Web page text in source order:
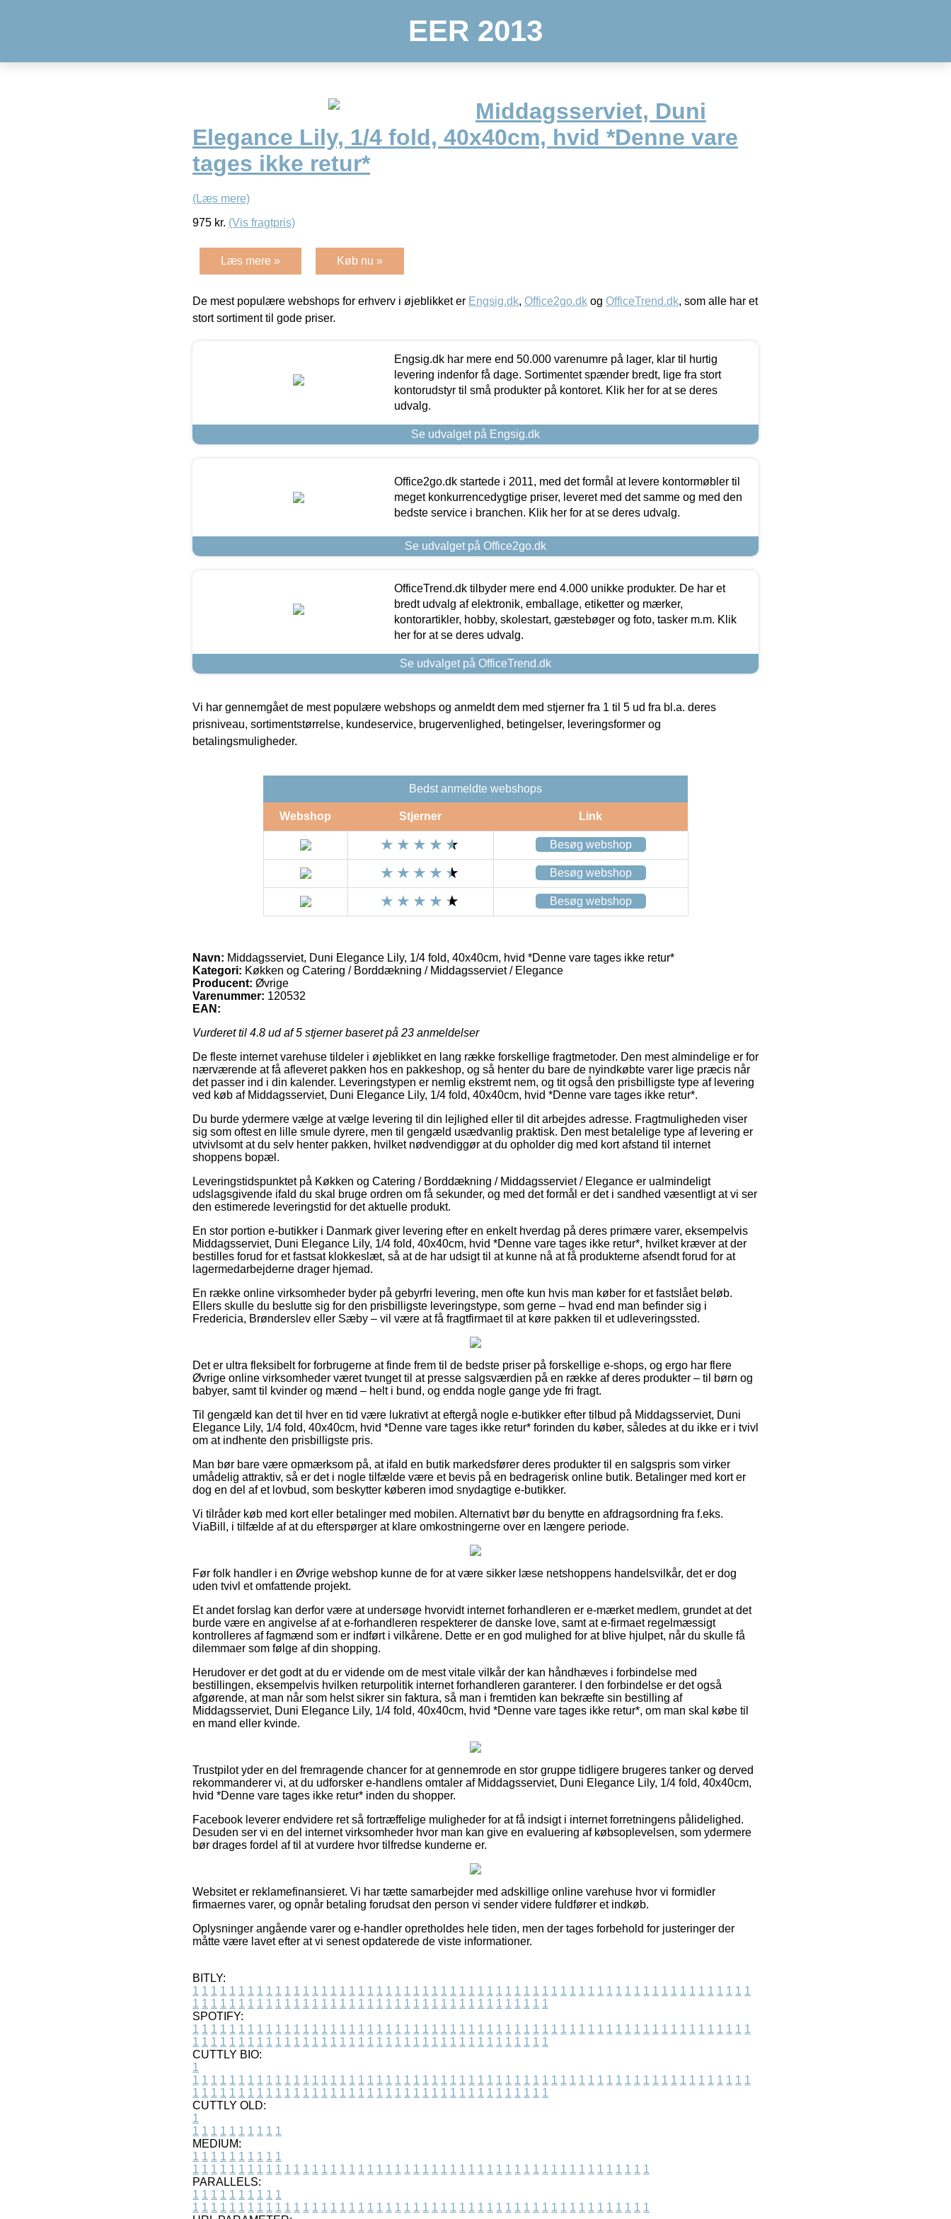
EER 2013
Middagsserviet, Duni
Elegance Lily, 1/4 fold, 40x40cm, hvid *Denne vare
tages ikke retur*
(Læs mere)
975 kr. (Vis fragtpris)
Læs mere » Køb nu »
De mest populære webshops for erhverv i øjeblikket er Engsig.dk, Office2go.dk og OfficeTrend.dk, som alle har et
stort sortiment til gode priser.
Engsig.dk har mere end 50.000 varenumre på lager, klar til hurtig
levering indenfor få dage. Sortimentet spænder bredt, lige fra stort
kontorudstyr til små produkter på kontoret. Klik her for at se deres
udvalg.
Se udvalget på Engsig.dk
Office2go.dk startede i 2011, med det formål at levere kontormøbler til
meget konkurrencedygtige priser, leveret med det samme og med den
bedste service i branchen. Klik her for at se deres udvalg.
Se udvalget på Office2go.dk
OfficeTrend.dk tilbyder mere end 4.000 unikke produkter. De har et
bredt udvalg af elektronik, emballage, etiketter og mærker,
kontorartikler, hobby, skolestart, gæstebøger og foto, tasker m.m. Klik
her for at se deres udvalg.
Se udvalget på OfficeTrend.dk
Vi har gennemgået de mest populære webshops og anmeldt dem med stjerner fra 1 til 5 ud fra bl.a. deres
prisniveau, sortimentstørrelse, kundeservice, brugervenlighed, betingelser, leveringsformer og
betalingsmuligheder.
Bedst anmeldte webshops
Webshop Stjerner Link
Besøg webshop
Besøg webshop
Besøg webshop
Navn: Middagsserviet, Duni Elegance Lily, 1/4 fold, 40x40cm, hvid *Denne vare tages ikke retur*
Kategori: Køkken og Catering / Borddækning / Middagsserviet / Elegance
Producent: Øvrige
Varenummer: 120532
EAN:
Vurderet til 4.8 ud af 5 stjerner baseret på 23 anmeldelser
De fleste internet varehuse tildeler i øjeblikket en lang række forskellige fragtmetoder. Den mest almindelige er for
nærværende at få afleveret pakken hos en pakkeshop, og så henter du bare de nyindkøbte varer lige præcis når
det passer ind i din kalender. Leveringstypen er nemlig ekstremt nem, og tit også den prisbilligste type af levering
ved køb af Middagsserviet, Duni Elegance Lily, 1/4 fold, 40x40cm, hvid *Denne vare tages ikke retur*.
Du burde ydermere vælge at vælge levering til din lejlighed eller til dit arbejdes adresse. Fragtmuligheden viser
sig som oftest en lille smule dyrere, men til gengæld usædvanlig praktisk. Den mest betalelige type af levering er
utvivlsomt at du selv henter pakken, hvilket nødvendiggør at du opholder dig med kort afstand til internet
shoppens bopæl.
Leveringstidspunktet på Køkken og Catering / Borddækning / Middagsserviet / Elegance er ualmindeligt
udslagsgivende ifald du skal bruge ordren om få sekunder, og med det formål er det i sandhed væsentligt at vi ser
den estimerede leveringstid for det aktuelle produkt.
En stor portion e-butikker i Danmark giver levering efter en enkelt hverdag på deres primære varer, eksempelvis
Middagsserviet, Duni Elegance Lily, 1/4 fold, 40x40cm, hvid *Denne vare tages ikke retur*, hvilket kræver at der
bestilles forud for et fastsat klokkeslæt, så at de har udsigt til at kunne nå at få produkterne afsendt forud for at
lagermedarbejderne drager hjemad.
En række online virksomheder byder på gebyrfri levering, men ofte kun hvis man køber for et fastslået beløb.
Ellers skulle du beslutte sig for den prisbilligste leveringstype, som gerne – hvad end man befinder sig i
Fredericia, Brønderslev eller Sæby – vil være at få fragtfirmaet til at køre pakken til et udleveringssted.
Det er ultra fleksibelt for forbrugerne at finde frem til de bedste priser på forskellige e-shops, og ergo har flere
Øvrige online virksomheder været tvunget til at presse salgsværdien på en række af deres produkter – til børn og
babyer, samt til kvinder og mænd – helt i bund, og endda nogle gange yde fri fragt.
Til gengæld kan det til hver en tid være lukrativt at eftergå nogle e-butikker efter tilbud på Middagsserviet, Duni
Elegance Lily, 1/4 fold, 40x40cm, hvid *Denne vare tages ikke retur* forinden du køber, således at du ikke er i tvivl
om at indhente den prisbilligste pris.
Man bør bare være opmærksom på, at ifald en butik markedsfører deres produkter til en salgspris som virker
umådelig attraktiv, så er det i nogle tilfælde være et bevis på en bedragerisk online butik. Betalinger med kort er
dog en del af et lovbud, som beskytter køberen imod snydagtige e-butikker.
Vi tilråder køb med kort eller betalinger med mobilen. Alternativt bør du benytte en afdragsordning fra f.eks.
ViaBill, i tilfælde af at du efterspørger at klare omkostningerne over en længere periode.
Før folk handler i en Øvrige webshop kunne de for at være sikker læse netshoppens handelsvilkår, det er dog
uden tvivl et omfattende projekt.
Et andet forslag kan derfor være at undersøge hvorvidt internet forhandleren er e-mærket medlem, grundet at det
burde være en angivelse af at e-forhandleren respekterer de danske love, samt at e-firmaet regelmæssigt
kontrolleres af fagmænd som er indført i vilkårene. Dette er en god mulighed for at blive hjulpet, når du skulle få
dilemmaer som følge af din shopping.
Herudover er det godt at du er vidende om de mest vitale vilkår der kan håndhæves i forbindelse med
bestillingen, eksempelvis hvilken returpolitik internet forhandleren garanterer. I den forbindelse er det også
afgørende, at man når som helst sikrer sin faktura, så man i fremtiden kan bekræfte sin bestilling af
Middagsserviet, Duni Elegance Lily, 1/4 fold, 40x40cm, hvid *Denne vare tages ikke retur*, om man skal købe til
en mand eller kvinde.
Trustpilot yder en del fremragende chancer for at gennemrode en stor gruppe tidligere brugeres tanker og derved
rekommanderer vi, at du udforsker e-handlens omtaler af Middagsserviet, Duni Elegance Lily, 1/4 fold, 40x40cm,
hvid *Denne vare tages ikke retur* inden du shopper.
Facebook leverer endvidere ret så fortræffelige muligheder for at få indsigt i internet forretningens pålidelighed.
Desuden ser vi en del internet virksomheder hvor man kan give en evaluering af købsoplevelsen, som ydermere
bør drages fordel af til at vurdere hvor tilfredse kunderne er.
Websitet er reklamefinansieret. Vi har tætte samarbejder med adskillige online varehuse hvor vi formidler
firmaernes varer, og opnår betaling forudsat den person vi sender videre fuldfører et indkøb.
Oplysninger angående varer og e-handler opretholdes hele tiden, men der tages forbehold for justeringer der
måtte være lavet efter at vi senest opdaterede de viste informationer.
BITLY:
1 1 1 1 1 1 1 1 1 1 1 1 1 1 1 1 1 1 1 1 1 1 1 1 1 1 1 1 1 1 1 1 1 1 1 1 1 1 1 1 1 1 1 1 1 1 1 1 1 1 1 1 1 1 1 1 1 1 1 1 1
1 1 1 1 1 1 1 1 1 1 1 1 1 1 1 1 1 1 1 1 1 1 1 1 1 1 1 1 1 1 1 1 1 1 1 1 1 1 1
SPOTIFY:
1 1 1 1 1 1 1 1 1 1 1 1 1 1 1 1 1 1 1 1 1 1 1 1 1 1 1 1 1 1 1 1 1 1 1 1 1 1 1 1 1 1 1 1 1 1 1 1 1 1 1 1 1 1 1 1 1 1 1 1 1
1 1 1 1 1 1 1 1 1 1 1 1 1 1 1 1 1 1 1 1 1 1 1 1 1 1 1 1 1 1 1 1 1 1 1 1 1 1 1
CUTTLY BIO:
1
1 1 1 1 1 1 1 1 1 1 1 1 1 1 1 1 1 1 1 1 1 1 1 1 1 1 1 1 1 1 1 1 1 1 1 1 1 1 1 1 1 1 1 1 1 1 1 1 1 1 1 1 1 1 1 1 1 1 1 1 1
1 1 1 1 1 1 1 1 1 1 1 1 1 1 1 1 1 1 1 1 1 1 1 1 1 1 1 1 1 1 1 1 1 1 1 1 1 1 1
CUTTLY OLD:
1
1 1 1 1 1 1 1 1 1 1
MEDIUM:
1 1 1 1 1 1 1 1 1 1
1 1 1 1 1 1 1 1 1 1 1 1 1 1 1 1 1 1 1 1 1 1 1 1 1 1 1 1 1 1 1 1 1 1 1 1 1 1 1 1 1 1 1 1 1 1 1 1 1 1
PARALLELS:
1 1 1 1 1 1 1 1 1 1
1 1 1 1 1 1 1 1 1 1 1 1 1 1 1 1 1 1 1 1 1 1 1 1 1 1 1 1 1 1 1 1 1 1 1 1 1 1 1 1 1 1 1 1 1 1 1 1 1 1